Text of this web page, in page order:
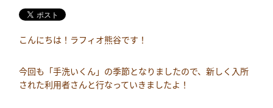
こんにちは！ラフィオ熊谷です！
今回も「手洗いくん」の季節となりましたので、新しく入所
された利用者さんと行なっていきましたよ！